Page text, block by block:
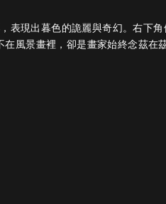
表現出暮色的詭麗與奇幻。右下
風景畫裡，卻是畫家始終念茲在